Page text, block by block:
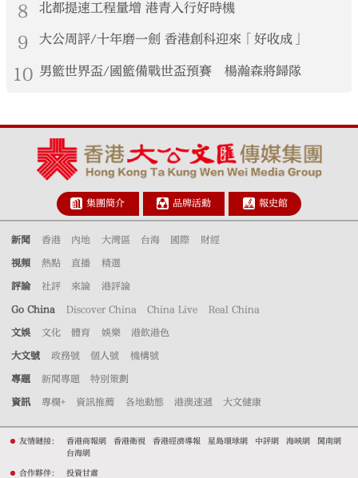
8 北都提速工程量增 港青入行好時機
9 大公周評/十年磨一劍 香港創科迎來「好收成」
10 男籃世界盃/國籃備戰世盃預賽 楊瀚森將歸隊
集團簡介 品牌活動 報史館
新聞 香港 內地 大灣區 台海 國際 財經
視頻 熱點 直播 精選
評論 社評 來論 港評論
Go China Discover China China Live Real China
文娛 文化 體育 娛樂 港飲港色
大文號 政務號 個人號 機構號
專題 新聞專題 特別策劃
資訊 專欄+ 資訊推薦 各地動態 港澳速遞 大文健康
友情鏈接： 香港商報網 香港衛視 香港經濟導報 星島環球網 中評網 海峽網
閩南網
台海網
合作夥伴： 投資甘肅